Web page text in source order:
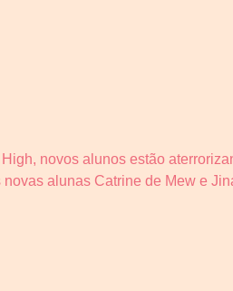
novos alunos estão
alunas Catrine de Mew e